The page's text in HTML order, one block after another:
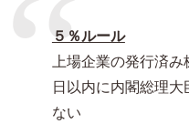
５％ルール
上場企業の発行済
日以内に内閣総理
ない